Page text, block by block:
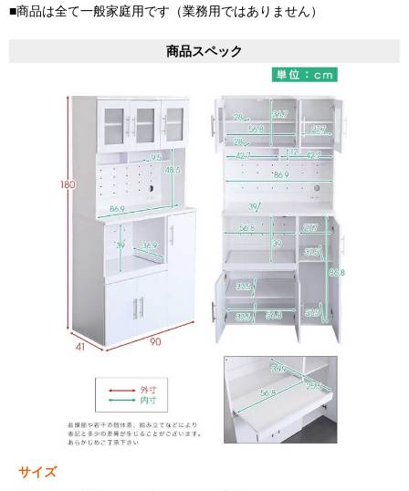
■商品は全て一般家庭用です（業務用ではありません）
商品スペック
サイズ